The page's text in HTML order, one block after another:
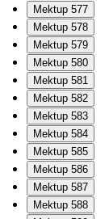
Mektup 577
Mektup 578
Mektup 579
Mektup 580
Mektup 581
Mektup 582
Mektup 583
Mektup 584
Mektup 585
Mektup 586
Mektup 587
Mektup 588